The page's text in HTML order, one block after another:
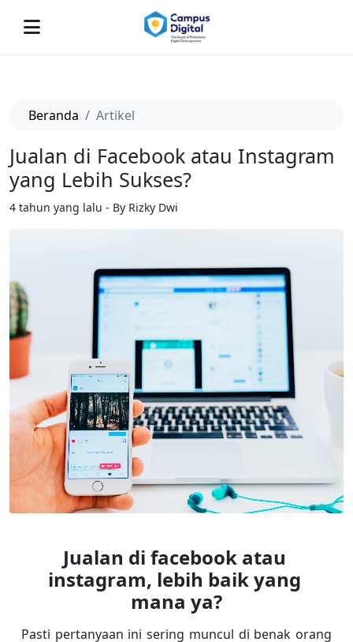
Beranda Artikel
Jualan di Facebook atau Instagram
yang Lebih Sukses?
4 tahun yang lalu - By Rizky Dwi
Jualan di facebook atau
instagram, lebih baik yang
mana ya?
Pasti pertanyaan ini sering muncul di benak orang